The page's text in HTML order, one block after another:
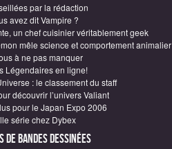
par la rédaction
avez dit Vampire ?
un chef cuisinier véritablement geek
mêle science et comportement animalier
à ne pas manquer
Légendaires en ligne!
: le classement du staff
découvrir l’univers Valiant
pour le Japan Expo 2006
série chez Dybex
de Bandes Dessinées